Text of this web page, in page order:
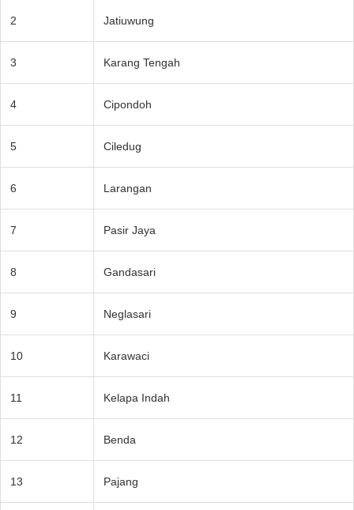
2 Jatiuwung
3 Karang Tengah
4 Cipondoh
5 Ciledug
6 Larangan
7 Pasir Jaya
8 Gandasari
9 Neglasari
10 Karawaci
11 Kelapa Indah
12 Benda
13 Pajang